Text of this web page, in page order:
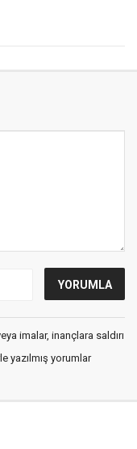
imalar, inançlara saldırı
yazılmış yorumlar